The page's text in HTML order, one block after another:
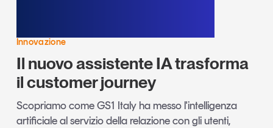
Innovazione
Il nuovo assistente IA trasforma
il customer journey
Scopriamo come GS1 Italy ha messo l'intelligenza
artificiale al servizio della relazione con gli utenti,